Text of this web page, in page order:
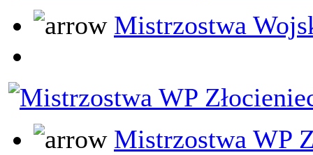
Mistrzostwa
Mistrzostwa WP